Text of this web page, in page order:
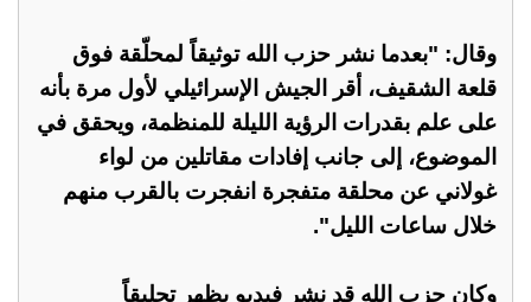
وقال: "بعدما نشر حزب الله توثيقاً لمحلّقة فوق
قلعة الشقيف، أقر الجيش الإسرائيلي لأول مرة بأنه
على علم بقدرات الرؤية الليلة للمنظمة، ويحقق في
الموضوع، إلى جانب إفادات مقاتلين من لواء
غولاني عن محلقة متفجرة انفجرت بالقرب منهم
خلال ساعات الليل".
وكان حزب الله قد نشر فيديو يظهر تحليقاً